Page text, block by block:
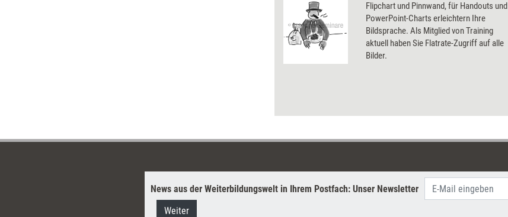
Flipchart und Pinnwand, für Handouts und
PowerPoint-Charts erleichtern Ihre
Bildsprache. Als Mitglied von Training
aktuell haben Sie Flatrate-Zugriff auf alle
Bilder.
News aus der Weiterbildungswelt in Ihrem Postfach: Unser Newsletter
Weiter